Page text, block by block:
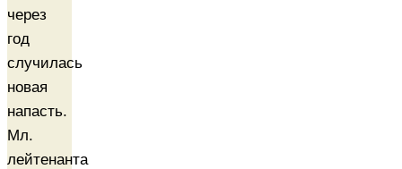
через
год
случилась
новая
напасть.
Мл.
лейтенанта